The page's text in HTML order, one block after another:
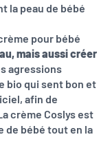
la peau de bébé
pour bébé
mais aussi créer
agressions
bio qui sent bon et
afin de
crème Coslys est
de bébé tout en la